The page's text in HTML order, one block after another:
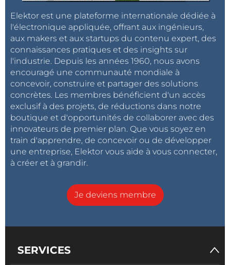
Elektor est une plateforme internationale dédiée à
l'électronique appliquée, offrant aux ingénieurs,
aux makers et aux startups du contenu expert, des
connaissances pratiques et des insights sur
l'industrie. Depuis les années 1960, nous avons
encouragé une communauté mondiale à
concevoir, construire et partager des solutions
concrètes. Les membres bénéficient d'un accès
exclusif à des projets, de réductions dans notre
boutique et d'opportunités de collaborer avec des
innovateurs de premier plan. Que vous soyez en
train d'apprendre, de concevoir ou de développer
une entreprise, Elektor vous aide à vous connecter,
à créer et à grandir.
Je deviens membre
SERVICES